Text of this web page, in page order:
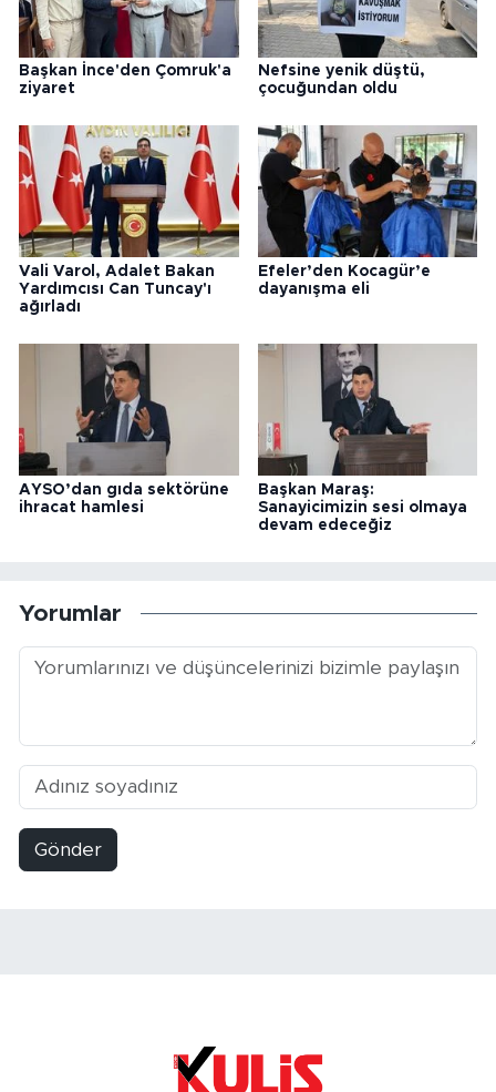
Başkan İnce'den Çomruk'a
ziyaret
Nefsine yenik düştü,
çocuğundan oldu
Vali Varol, Adalet Bakan
Yardımcısı Can Tuncay'ı
ağırladı
Efeler’den Kocagür’e
dayanışma eli
AYSO’dan gıda sektörüne
ihracat hamlesi
Başkan Maraş:
Sanayicimizin sesi olmaya
devam edeceğiz
Yorumlar
Gönder